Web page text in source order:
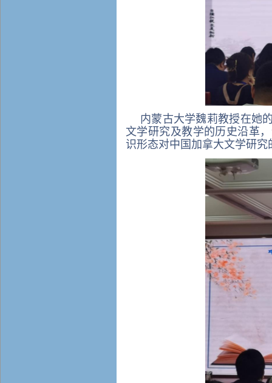
内蒙古大学魏莉教授在她
文学研究及教学的历史沿革
识形态对中国加拿大文学研